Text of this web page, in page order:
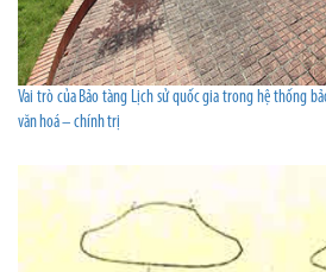
Vai trò của Bảo tàng Lịch sử quốc gia trong hệ thống
văn hoá – chính trị